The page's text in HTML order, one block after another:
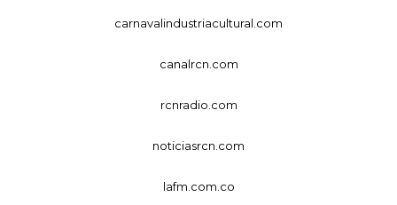
carnavalindustriacultural.com
canalrcn.com
rcnradio.com
noticiasrcn.com
lafm.com.co